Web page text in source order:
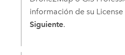
información de su
Siguiente.